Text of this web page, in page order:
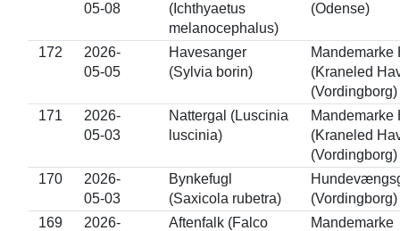
05-08
(Ichthyaetus
melanocephalus)
(Odense)
172
2026-
05-05
Havesanger
(Sylvia borin)
Mandemarke
(Kraneled
(Vordingborg)
171
2026-
05-03
Nattergal (Luscinia
luscinia)
Mandemarke
(Kraneled
(Vordingborg)
170
2026-
05-03
Bynkefugl
(Saxicola rubetra)
(Vordingborg)
169
2026-
Aftenfalk (Falco
Mandemarke